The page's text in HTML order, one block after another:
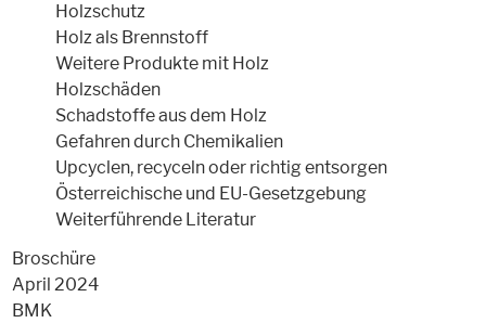
Holzschutz
Holz als Brennstoff
Weitere Produkte mit Holz
Holzschäden
Schadstoffe aus dem Holz
Gefahren durch Chemikalien
Upcyclen, recyceln oder richtig entsorgen
Österreichische und EU-Gesetzgebung
Weiterführende Literatur
Broschüre
April 2024
BMK